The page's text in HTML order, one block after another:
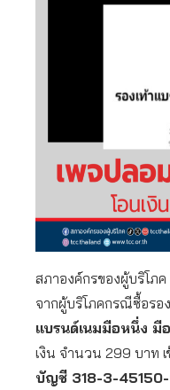
สภาองค์กรของผู้บริโภค
จากผู้บริโภคกรณีซื้อรอ
แบรนด์เนมมือหนึ่ง มื
เงิน จำนวน 299 บาท เ
บัญชี 318-3-